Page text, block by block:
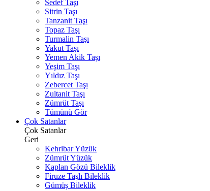
Sedef Taşı
Sitrin Taşı
Tanzanit Taşı
Topaz Taşı
Turmalin Taşı
Yakut Taşı
Yemen Akik Taşı
Yeşim Taşı
Yıldız Taşı
Zebercet Taşı
Zultanit Taşı
Zümrüt Taşı
Tümünü Gör
Çok Satanlar
Çok Satanlar
Geri
Kehribar Yüzük
Zümrüt Yüzük
Kaplan Gözü Bileklik
Firuze Taşlı Bileklik
Gümüş Bileklik